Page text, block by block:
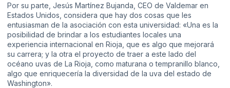
Por su parte, Jesús Martínez Bujanda, CEO de Valdemar en
Estados Unidos, considera que hay dos cosas que les
entusiasman de la asociación con esta universidad: «Una es la
posibilidad de brindar a los estudiantes locales una
experiencia internacional en Rioja, que es algo que mejorará
su carrera; y la otra el proyecto de traer a este lado del
océano uvas de La Rioja, como maturana o tempranillo blanco,
algo que enriquecería la diversidad de la uva del estado de
Washington».